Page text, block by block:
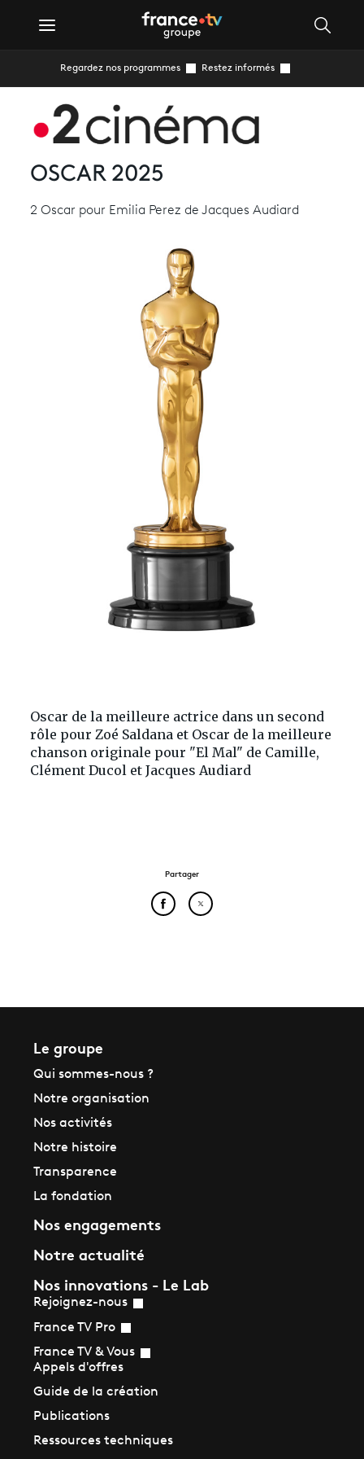
Regardez nos programmes Restez informés
OSCAR 2025
2 Oscar pour Emilia Perez de Jacques Audiard
Oscar de la meilleure actrice dans un second
rôle pour Zoé Saldana et Oscar de la meilleure
chanson originale pour "El Mal" de Camille,
Clément Ducol et Jacques Audiard
Partager
Partager cet article sur
Partager cet article sur
Le groupe
Qui sommes-nous ?
Notre organisation
Nos activités
Notre histoire
Transparence
La fondation
Nos engagements
Notre actualité
Nos innovations - Le Lab
Rejoignez-nous
France TV Pro
France TV & Vous
Appels d'offres
Guide de la création
Publications
Ressources techniques